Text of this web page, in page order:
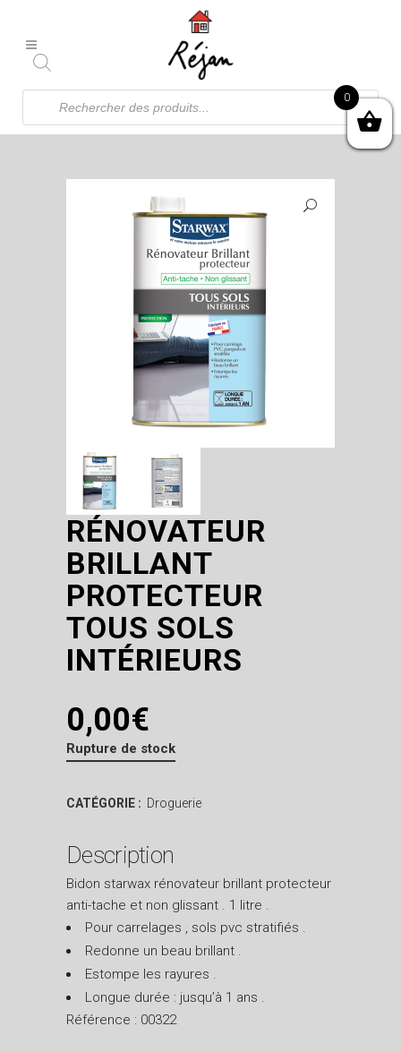
Recherche
produits
RÉNOVATEUR
BRILLANT
PROTECTEUR
TOUS SOLS
INTÉRIEURS
0,00€
Rupture de stock
CATÉGORIE : Droguerie
Description
Bidon starwax rénovateur brillant protecteur
anti-tache et non glissant . 1 litre .
Pour carrelages , sols pvc stratifiés .
Redonne un beau brillant .
Estompe les rayures .
Longue durée : jusqu’à 1 ans .
Référence : 00322
0